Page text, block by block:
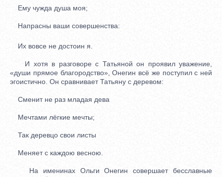
Ему чужда душа моя;
Напрасны ваши совершенства:
Их вовсе не достоин я.
И хотя в разговоре с Татьяной он проявил уважение,
«души прямое благородство», Онегин всё же поступил с ней
эгоистично. Он сравнивает Татьяну с деревом:
Сменит не раз младая дева
Мечтами лёгкие мечты;
Так деревцо свои листы
Меняет с каждою весною.
На именинах Ольги Онегин совершает бесславные